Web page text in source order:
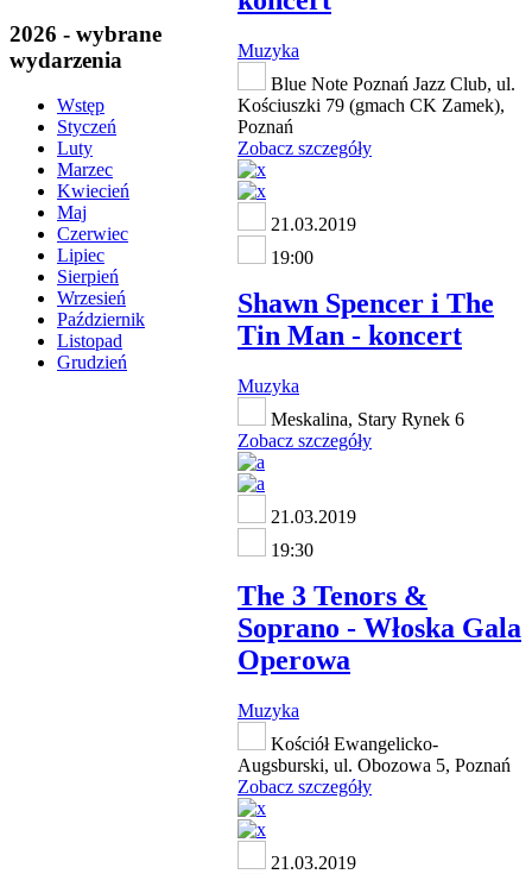
2026 - wybrane
wydarzenia
Wstęp
Styczeń
Luty
Marzec
Kwiecień
Maj
Czerwiec
Lipiec
Sierpień
Wrzesień
Październik
Listopad
Grudzień
Muzyka
Blue Note Poznań Jazz Club, ul.
Kościuszki 79 (gmach CK Zamek),
Poznań
Zobacz szczegóły
21.03.2019
19:00
Shawn Spencer i The
Tin Man - koncert
Muzyka
Meskalina, Stary Rynek 6
Zobacz szczegóły
21.03.2019
19:30
The 3 Tenors &
Soprano - Włoska Gala
Operowa
Muzyka
Kościół Ewangelicko-
Augsburski, ul. Obozowa 5, Poznań
Zobacz szczegóły
21.03.2019